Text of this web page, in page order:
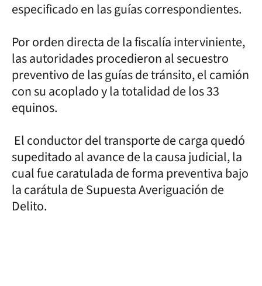
especificado en las guías correspondientes.
Por orden directa de la fiscalía interviniente,
las autoridades procedieron al secuestro
preventivo de las guías de tránsito, el camión
con su acoplado y la totalidad de los 33
equinos.
El conductor del transporte de carga quedó
supeditado al avance de la causa judicial, la
cual fue caratulada de forma preventiva bajo
la carátula de Supuesta Averiguación de
Delito.